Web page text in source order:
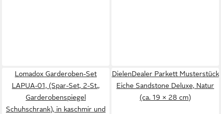
Lomadox Garderoben-Set
LAPUA-01, (Spar-Set, 2-St.,
Garderobenspiegel
Schuhschrank), in kaschmir und
DielenDealer Parkett Musterstück
Eiche Sandstone Deluxe, Natur
(ca. 19 × 28 cm)